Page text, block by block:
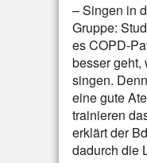
– Singen in
Gruppe:
es COPD-
besser geht,
singen.
eine gute
trainieren
erklärt der
dadurch die